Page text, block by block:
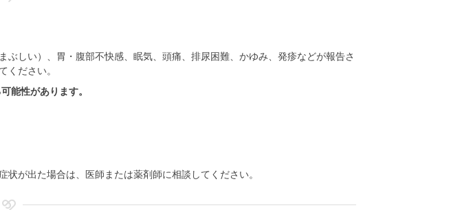
しい）、胃・腹部不快感、眠気、頭痛、排尿困難、かゆみ、発疹などが報告さ
ください。
能性があります。
が出た場合は、医師または薬剤師に相談してください。